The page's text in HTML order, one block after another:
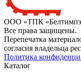
ООО «ТПК
Все права защищены.
Перепечатка
согласия владельца
Политика
Каталог